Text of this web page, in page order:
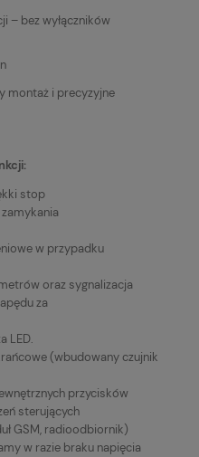
– bez wyłączników
montaż i precyzyjne
stop
w przypadku
oraz sygnalizacja
za
LED.
(wbudowany czujnik
przycisków
sterujących
GSM, radioodbiornik)
w razie braku napięcia